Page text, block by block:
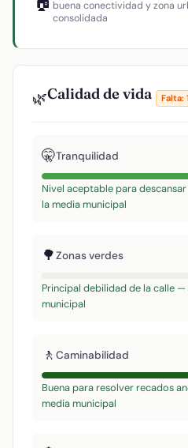
buena conectividad y zona
consolidada
🌿Calidad de vida Falta:
🤫Tranquilidad
Nivel aceptable para
la media municipal
🌳Zonas verdes
Principal debilidad de la calle —
municipal
🚶 Caminabilidad
Buena para resolver recados
media municipal